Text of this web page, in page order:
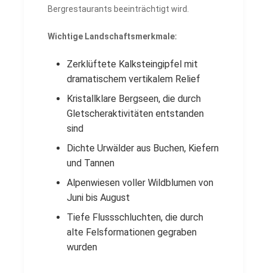
Bergrestaurants beeinträchtigt wird.
Wichtige Landschaftsmerkmale:
Zerklüftete Kalksteingipfel mit
dramatischem vertikalem Relief
Kristallklare Bergseen, die durch
Gletscheraktivitäten entstanden
sind
Dichte Urwälder aus Buchen, Kiefern
und Tannen
Alpenwiesen voller Wildblumen von
Juni bis August
Tiefe Flussschluchten, die durch
alte Felsformationen gegraben
wurden